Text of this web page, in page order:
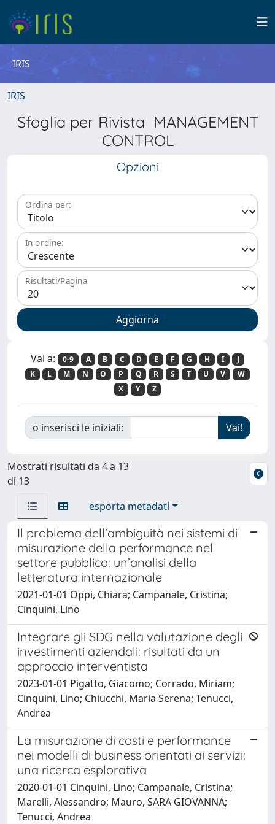
IRIS
IRIS
Sfoglia per Rivista MANAGEMENT
CONTROL
Opzioni
Ordina per:
In ordine:
Risultati/Pagina
Vai a: 0-9 A B C D E F G H I
J
K
L M N O P Q R S T U V
W
X
Y Z
o inserisci le iniziali:
Mostrati risultati da 4 a 13
di 13
esporta metadati
Il problema dell’ambiguità nei sistemi di
misurazione della performance nel
settore pubblico: un’analisi della
letteratura internazionale
2021-01-01 Oppi, Chiara; Campanale, Cristina;
Cinquini, Lino
Integrare gli SDG nella valutazione degli
investimenti aziendali: risultati da un
approccio interventista
2023-01-01 Pigatto, Giacomo; Corrado, Miriam;
Cinquini, Lino; Chiucchi, Maria Serena; Tenucci,
Andrea
La misurazione di costi e performance
nei modelli di business orientati ai servizi:
una ricerca esplorativa
2020-01-01 Cinquini, Lino; Campanale, Cristina;
Marelli, Alessandro; Mauro, SARA GIOVANNA;
Tenucci, Andrea